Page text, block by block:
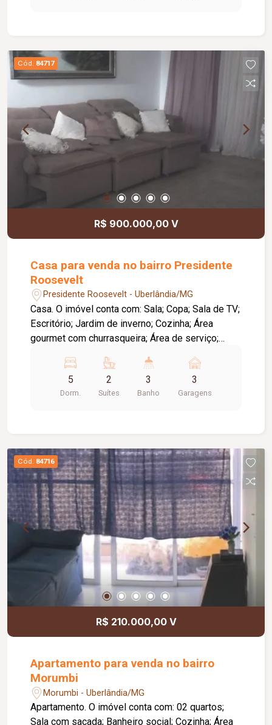
Cód. 84717
R$ 900.000,00 V
Casa para venda no bairro Presidente
Roosevelt
Presidente Roosevelt - Uberlândia/MG
Casa. O imóvel conta com: Sala; Copa; Sala de TV;
Escritório; Jardim de inverno; Cozinha; Área
gourmet com churrasqueira; Área de serviço;
Ambientes amplos e bem distribuídos,
proporcionando conforto e praticidade; Espaço
gourmet ideal para receber familiares e amigos.
5
Dorm.
2
Suítes
3
Banho
3
Garagens
Cód. 84716
R$ 210.000,00 V
Apartamento para venda no bairro
Morumbi
Morumbi - Uberlândia/MG
Apartamento. O imóvel conta com: 02 quartos;
Sala com sacada; Banheiro social; Cozinha; Área